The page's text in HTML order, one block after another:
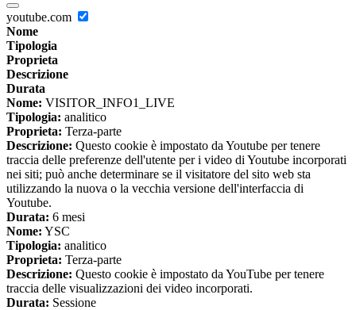
youtube.com
Nome
Tipologia
Proprieta
Descrizione
Durata
Nome: VISITOR_INFO1_LIVE
Tipologia: analitico
Proprieta: Terza-parte
Descrizione: Questo cookie è impostato da Youtube per tenere
traccia delle preferenze dell'utente per i video di Youtube incorporati
nei siti; può anche determinare se il visitatore del sito web sta
utilizzando la nuova o la vecchia versione dell'interfaccia di
Youtube.
Durata: 6 mesi
Nome: YSC
Tipologia: analitico
Proprieta: Terza-parte
Descrizione: Questo cookie è impostato da YouTube per tenere
traccia delle visualizzazioni dei video incorporati.
Durata: Sessione